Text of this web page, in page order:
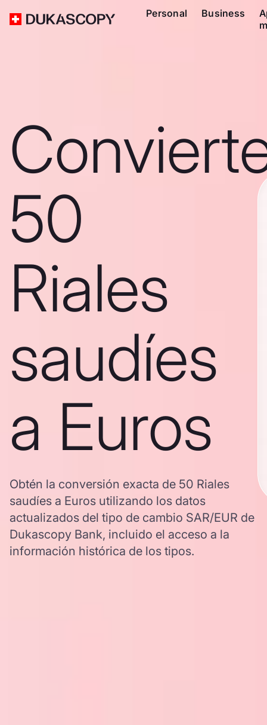
Personal Business
50
Riales
saudíes
a Euros
Obtén la conversión exacta de 50 Riales
saudíes a Euros utilizando los datos
actualizados del tipo de cambio SAR/EUR de
Dukascopy Bank, incluido el acceso a la
información histórica de los tipos.